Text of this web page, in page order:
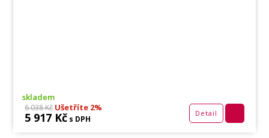
skladem
6 038 KčUšetříte 2%
5 917 Kč s DPH
Detail